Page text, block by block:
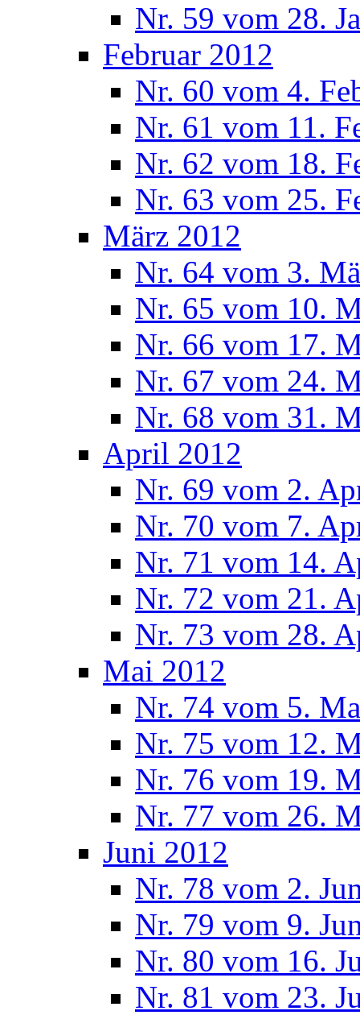
Nr. 59 vom 28.
Februar 2012
Nr. 60 vom 4.
Nr. 61 vom 11.
Nr. 62 vom 18.
Nr. 63 vom 25.
März 2012
Nr. 64 vom 3.
Nr. 65 vom 10.
Nr. 66 vom 17.
Nr. 67 vom 24.
Nr. 68 vom 31.
April 2012
Nr. 69 vom 2.
Nr. 70 vom 7.
Nr. 71 vom 14.
Nr. 72 vom 21.
Nr. 73 vom 28.
Mai 2012
Nr. 74 vom 5.
Nr. 75 vom 12.
Nr. 76 vom 19.
Nr. 77 vom 26.
Juni 2012
Nr. 78 vom 2.
Nr. 79 vom 9.
Nr. 80 vom 16.
Nr. 81 vom 23.